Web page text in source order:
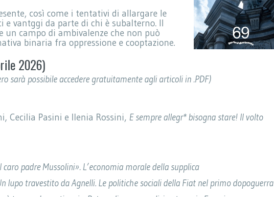
così come i tentativi di allargare le
e vantggi da parte di chi è subalterno. Il
un campo di ambivalenze che non può
binaria fra oppressione e cooptazione.
2026)
sarà possibile accedere gratuitamente agli articoli in .PDF)
Cecilia Pasini e Ilenia Rossini, E sempre allegr* bisogna stare! Il volto
caro padre Mussolini». L’economia morale della supplica
lupo travestito da Agnelli. Le politiche sociali della Fiat nel primo dopoguerra